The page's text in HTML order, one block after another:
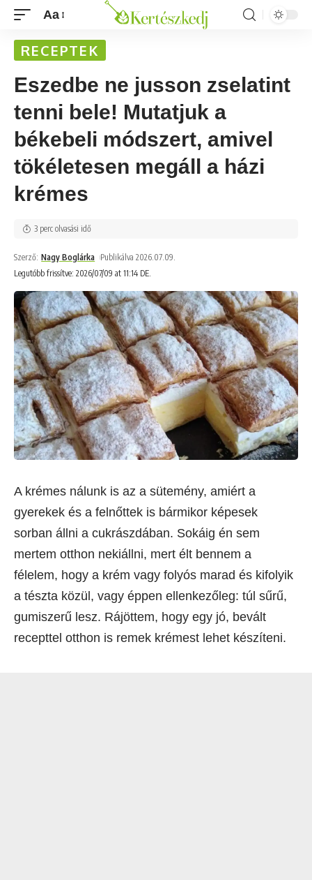
Aa
RECEPTEK
Eszedbe ne jusson zselatint
tenni bele! Mutatjuk a
békebeli módszert, amivel
tökéletesen megáll a házi
krémes
Legutóbb frissítve: 2026/07/09 at 11:14 DE.
Szerző: Nagy Boglárka Publikálva 2026.07.09.
3 perc olvasási idő
A krémes nálunk is az a sütemény, amiért a
gyerekek és a felnőttek is bármikor képesek
sorban állni a cukrászdában. Sokáig én sem
mertem otthon nekiállni, mert élt bennem a
félelem, hogy a krém vagy folyós marad és kifolyik
a tészta közül, vagy éppen ellenkezőleg: túl sűrű,
gumiszerű lesz. Rájöttem, hogy egy jó, bevált
recepttel otthon is remek krémest lehet készíteni.